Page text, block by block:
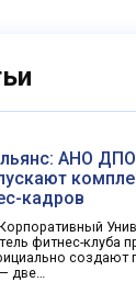
АНО
кадров
фитнес-клуба
создают
две…